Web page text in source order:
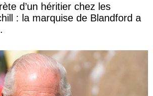
d’un héritier chez les
: la marquise de Blandford a
...